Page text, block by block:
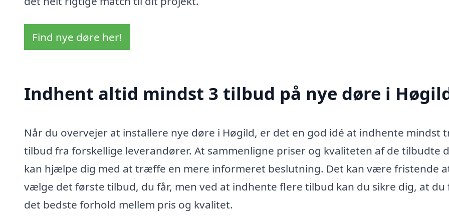
Find nye døre her!
Indhent altid mindst 3 tilbud på nye døre i
Når du overvejer at installere nye døre i Høgild, er det en god idé at indhente mindst
tilbud fra forskellige leverandører. At sammenligne priser og kvaliteten af de tilbudte
kan hjælpe dig med at træffe en mere informeret beslutning. Det kan være fristende
vælge det første tilbud, du får, men ved at indhente flere tilbud kan du sikre dig, at du
det bedste forhold mellem pris og kvalitet.